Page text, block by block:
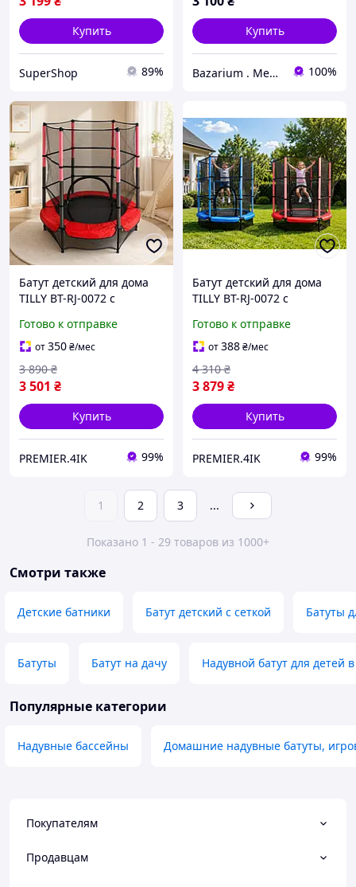
Купить
SuperShop 89%
Купить
Bazarium . Место, где есть все 100%
Батут детский для дома
TILLY BT-RJ-0072 с
диаметр 140 см до 100 кг
Красный
Готово к отправке
от350₴/мес
3 501 ₴
3 890 ₴
Купить
PREMIER.4IK 99%
Батут детский для дома
TILLY BT-RJ-0072 с
диаметр 140 см до 100 кг
Готово к отправке
от388₴/мес
3 879₴
4 310 ₴
Купить
PREMIER.4IK 99%
1 2 3 ...
Показано 1 - 29 товаров из 1000+
Смотри также
Детские батники Батут детский с сеткой Батуты
Батуты Батут на дачу Надувной батут для детей
Популярные категории
Надувные бассейны Домашние надувные батуты,
Покупателям
Продавцам